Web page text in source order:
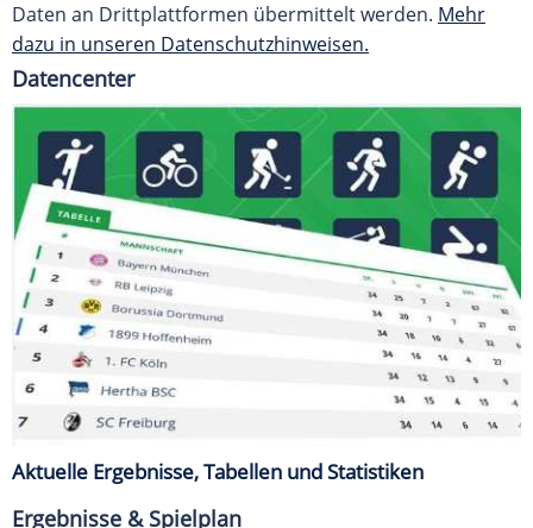
Daten an Drittplattformen übermittelt werden. Mehr
dazu in unseren Datenschutzhinweisen.
Datencenter
Aktuelle Ergebnisse, Tabellen und Statistiken
Ergebnisse & Spielplan